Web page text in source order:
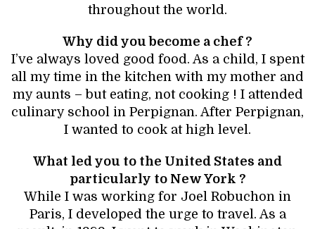
throughout the world.
Why did you become a chef ?
I’ve always loved good food. As a child, I spent
all my time in the kitchen with my mother and
my aunts – but eating, not cooking ! I attended
culinary school in Perpignan. After Perpignan,
I wanted to cook at high level.
What led you to the United States and
particularly to New York ?
While I was working for Joel Robuchon in
Paris, I developed the urge to travel. As a